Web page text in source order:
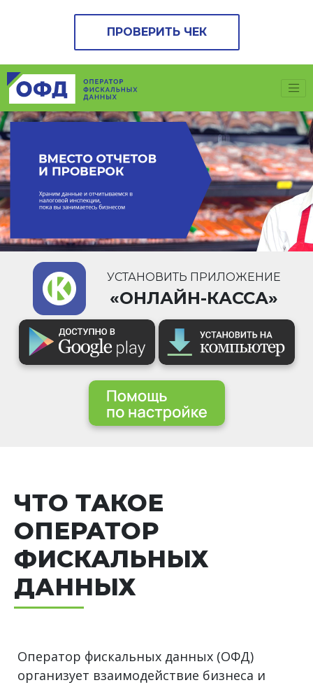
ПРОВЕРИТЬ ЧЕК
УСТАНОВИТЬ ПРИЛОЖЕНИЕ
«ОНЛАЙН-КАССА»
ЧТО ТАКОЕ
ОПЕРАТОР
ФИСКАЛЬНЫХ
ДАННЫХ
Оператор фискальных данных (ОФД)
организует взаимодействие бизнеса и